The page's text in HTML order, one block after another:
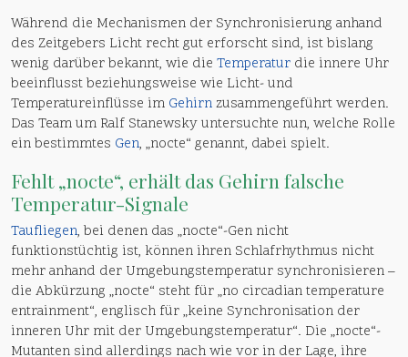
Während die Mechanismen der Synchronisierung anhand
des Zeitgebers Licht recht gut erforscht sind, ist bislang
wenig darüber bekannt, wie die Temperatur die innere Uhr
beeinflusst beziehungsweise wie Licht- und
Temperatureinflüsse im Gehirnzusammengeführt werden.
Das Team um Ralf Stanewsky untersuchte nun, welche Rolle
ein bestimmtes Gen, „nocte“ genannt, dabei spielt.
Fehlt „nocte“, erhält das Gehirn falsche
Temperatur-Signale
Taufliegen, bei denen das „nocte“-Gen nicht
funktionstüchtig ist, können ihren Schlafrhythmus nicht
mehr anhand der Umgebungstemperatur synchronisieren –
die Abkürzung „nocte“ steht für „no circadian temperature
entrainment“, englisch für „keine Synchronisation der
inneren Uhr mit der Umgebungstemperatur“. Die „nocte“-
Mutanten sind allerdings nach wie vor in der Lage, ihre